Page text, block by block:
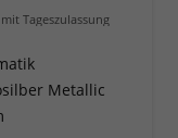
Tageszulassung
Metallic